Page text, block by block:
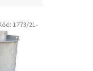
1773/21-